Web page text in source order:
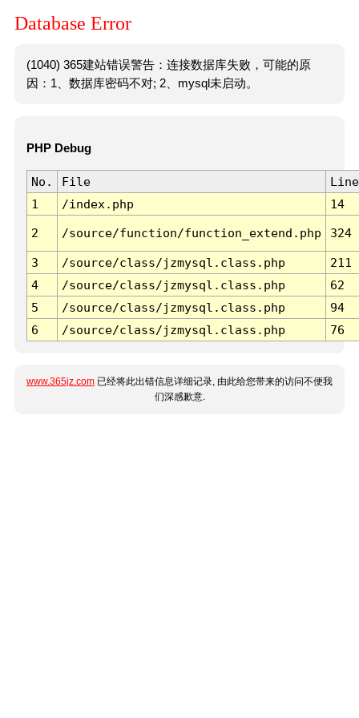
Database Error
(1040) 365建站错误警告：连接数据库失败，可能的原
因：1、数据库密码不对; 2、mysql未启动。
PHP Debug
No. File
Line
1
/index.php 14
2 /source/function/function_extend.php 324
3 /source/class/jzmysql.class.php
211
4
/source/class/jzmysql.class.php
62
5
/source/class/jzmysql.class.php
94
6
/source/class/jzmysql.class.php 76
www.365jz.com 已经将此出错信息详细记录, 由此给您带来的访问不便我
们深感歉意.